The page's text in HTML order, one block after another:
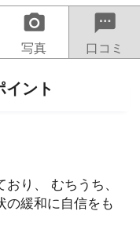
camera_alt
写真
sms
口コミ
イント
り、 むちうち、
の緩和に自信をも